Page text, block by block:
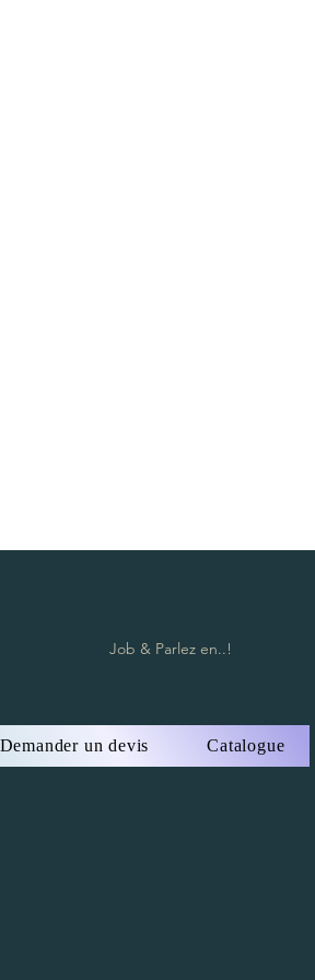
Vintage furniture,
Tealight holder,
Bern
Vermietung
von Möbeln in
Appenzell
Vermietung
von Möbeln
Möbelverleih,
Roter Teppich,
Teelichthalter,
Demander un devis Catalogue
Job & Parlez en..!